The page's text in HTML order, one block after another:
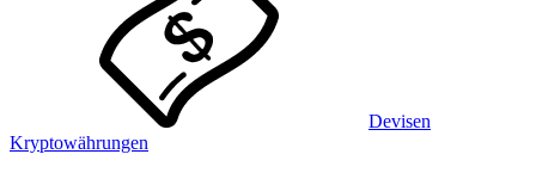
Devisen
Kryptowährungen